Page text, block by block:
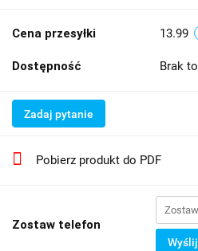
Cena przesyłki 13.99
Dostępność Brak
Zadaj pytanie
Pobierz produkt do PDF
Zostaw telefon
Wyślij